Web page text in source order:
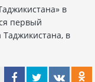
в
первый
в